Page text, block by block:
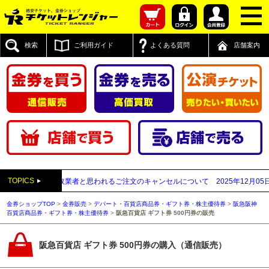
検索 ご利用ガイド よくある質問 店舗案内
TOPICS
先払い買取業者と思われるご注文のキャンセルについて 2025年12月05日 【
金券ショップTOP >金券販売 >デパート・百貨店商品券・ギフト券・株主優待券 >阪急阪神
百貨店商品券・ギフト券・株主優待券 > 阪急百貨店 ギフト券 500円券の販売
阪急百貨店 ギフト券 500円券の購入（通信販売）